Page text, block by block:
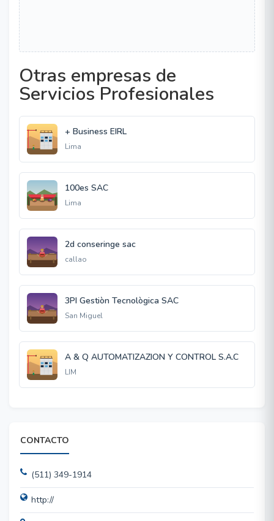
Otras empresas de
Servicios Profesionales
+ Business EIRL
Lima
100es SAC
Lima
2d conseringe sac
callao
3PI Gestiòn Tecnològica SAC
San Miguel
A & Q AUTOMATIZAZION Y CONTROL S.A.C
LIM
CONTACTO
(511) 349-1914
http://